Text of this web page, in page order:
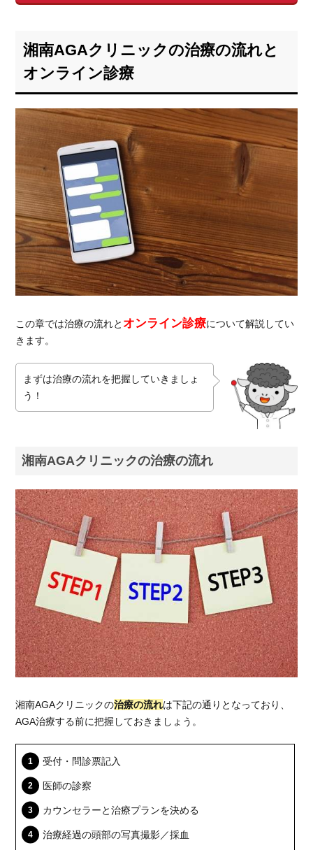
湘南AGAクリニックの治療の流れと
オンライン診療
この章では治療の流れと オンライン診療について解説してい
きます。
まずは治療の流れを把握していきましょ
う！
湘南AGAクリニックの治療の流れ
湘南AGAクリニックの治療の流れは下記の通りとなっており、
AGA治療する前に把握しておきましょう。
受付・問診票記入
医師の診察
カウンセラーと治療プランを決める
治療経過の頭部の写真撮影／採血